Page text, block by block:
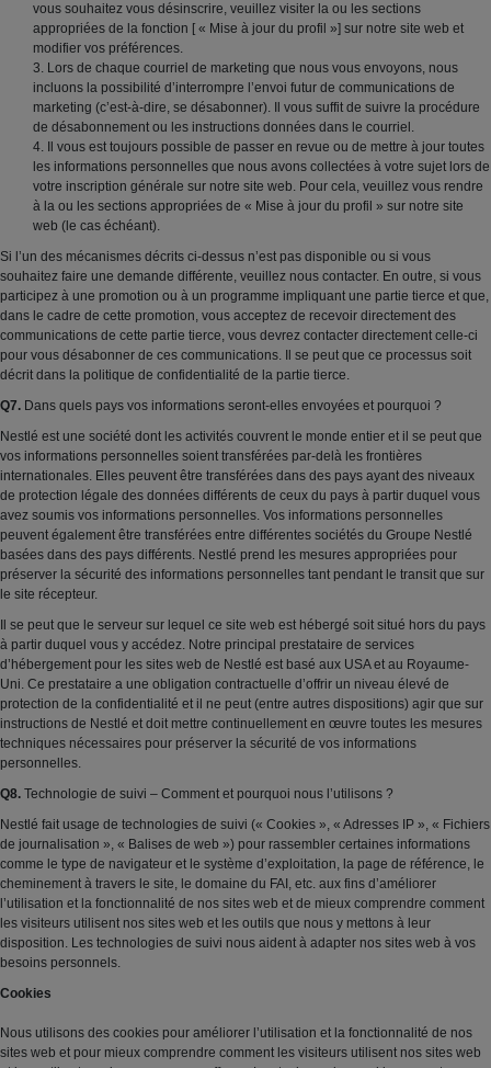
vous souhaitez vous désinscrire, veuillez visiter la ou les sections
appropriées de la fonction [ « Mise à jour du profil »] sur notre site web et
modifier vos préférences.
3. Lors de chaque courriel de marketing que nous vous envoyons, nous
incluons la possibilité d’interrompre l’envoi futur de communications de
marketing (c’est-à-dire, se désabonner). Il vous suffit de suivre la procédure
de désabonnement ou les instructions données dans le courriel.
4. Il vous est toujours possible de passer en revue ou de mettre à jour toutes
les informations personnelles que nous avons collectées à votre sujet lors de
votre inscription générale sur notre site web. Pour cela, veuillez vous rendre
à la ou les sections appropriées de « Mise à jour du profil » sur notre site
web (le cas échéant).
Si l’un des mécanismes décrits ci-dessus n’est pas disponible ou si vous
souhaitez faire une demande différente, veuillez nous contacter. En outre, si vous
participez à une promotion ou à un programme impliquant une partie tierce et que,
dans le cadre de cette promotion, vous acceptez de recevoir directement des
communications de cette partie tierce, vous devrez contacter directement celle-ci
pour vous désabonner de ces communications. Il se peut que ce processus soit
décrit dans la politique de confidentialité de la partie tierce.
Q7. Dans quels pays vos informations seront-elles envoyées et pourquoi ?
Nestlé est une société dont les activités couvrent le monde entier et il se peut que
vos informations personnelles soient transférées par-delà les frontières
internationales. Elles peuvent être transférées dans des pays ayant des niveaux
de protection légale des données différents de ceux du pays à partir duquel vous
avez soumis vos informations personnelles. Vos informations personnelles
peuvent également être transférées entre différentes sociétés du Groupe Nestlé
basées dans des pays différents. Nestlé prend les mesures appropriées pour
préserver la sécurité des informations personnelles tant pendant le transit que sur
le site récepteur.
Il se peut que le serveur sur lequel ce site web est hébergé soit situé hors du pays
à partir duquel vous y accédez. Notre principal prestataire de services
d’hébergement pour les sites web de Nestlé est basé aux USA et au Royaume-
Uni. Ce prestataire a une obligation contractuelle d’offrir un niveau élevé de
protection de la confidentialité et il ne peut (entre autres dispositions) agir que sur
instructions de Nestlé et doit mettre continuellement en œuvre toutes les mesures
techniques nécessaires pour préserver la sécurité de vos informations
personnelles.
Q8. Technologie de suivi – Comment et pourquoi nous l’utilisons ?
Nestlé fait usage de technologies de suivi (« Cookies », « Adresses IP », « Fichiers
de journalisation », « Balises de web ») pour rassembler certaines informations
comme le type de navigateur et le système d’exploitation, la page de référence, le
cheminement à travers le site, le domaine du FAI, etc. aux fins d’améliorer
l’utilisation et la fonctionnalité de nos sites web et de mieux comprendre comment
les visiteurs utilisent nos sites web et les outils que nous y mettons à leur
disposition. Les technologies de suivi nous aident à adapter nos sites web à vos
besoins personnels.
Cookies
Nous utilisons des cookies pour améliorer l’utilisation et la fonctionnalité de nos
sites web et pour mieux comprendre comment les visiteurs utilisent nos sites web